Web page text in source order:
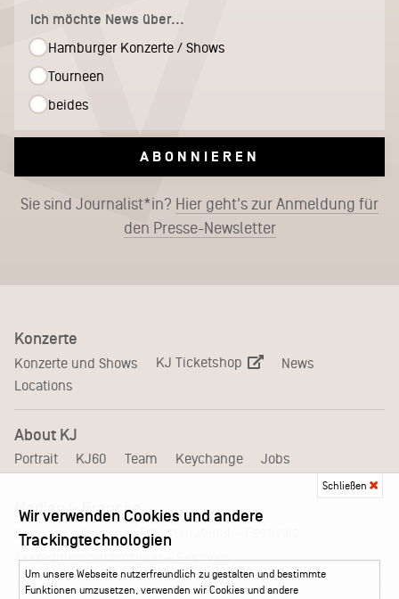
Ich möchte News über...
Hamburger Konzerte / Shows
Tourneen
beides
ABONNIEREN
Sie sind Journalist*in? Hier geht's zur Anmeldung für
den Presse-Newsletter
Konzerte
Konzerte und Shows KJ Ticketshop
News
Locations
About KJ
Portrait KJ60 Team Keychange Jobs
Medien & Branche
Booking Presse
Pressematerial – Festivals
Akkreditierungsformular – Festivals
Schließen
Wir verwenden Cookies und andere
Trackingtechnologien
Um unsere Webseite nutzerfreundlich zu gestalten und bestimmte
Funktionen umzusetzen, verwenden wir Cookies und andere